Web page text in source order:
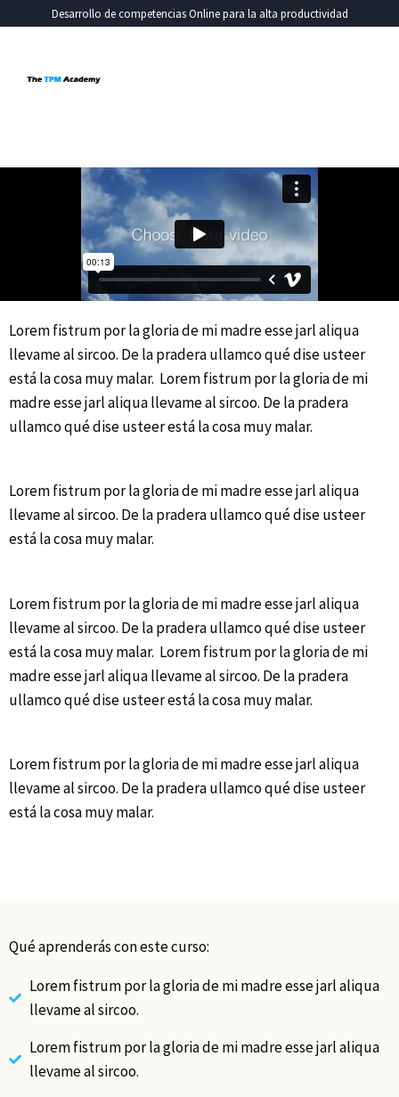
Desarrollo de competencias Online para la alta productividad
Lorem fistrum por la gloria de mi madre esse jarl aliqua
llevame al sircoo. De la pradera ullamco qué dise usteer
está la cosa muy malar. Lorem fistrum por la gloria de mi
madre esse jarl aliqua llevame al sircoo. De la pradera
ullamco qué dise usteer está la cosa muy malar.
Lorem fistrum por la gloria de mi madre esse jarl aliqua
llevame al sircoo. De la pradera ullamco qué dise usteer
está la cosa muy malar.
Lorem fistrum por la gloria de mi madre esse jarl aliqua
llevame al sircoo. De la pradera ullamco qué dise usteer
está la cosa muy malar. Lorem fistrum por la gloria de mi
madre esse jarl aliqua llevame al sircoo. De la pradera
ullamco qué dise usteer está la cosa muy malar.
Lorem fistrum por la gloria de mi madre esse jarl aliqua
llevame al sircoo. De la pradera ullamco qué dise usteer
está la cosa muy malar.
Qué aprenderás con este curso:
Lorem fistrum por la gloria de mi madre esse jarl aliqua
llevame al sircoo.
Lorem fistrum por la gloria de mi madre esse jarl aliqua
llevame al sircoo.